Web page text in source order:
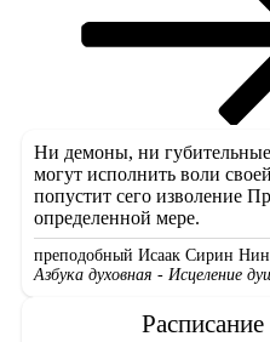
Ни демоны, ни
могут исполнить воли
попустит сего изволение
определенной мере.
преподобный Исаак Сирин
Азбука духовная - Исцеление